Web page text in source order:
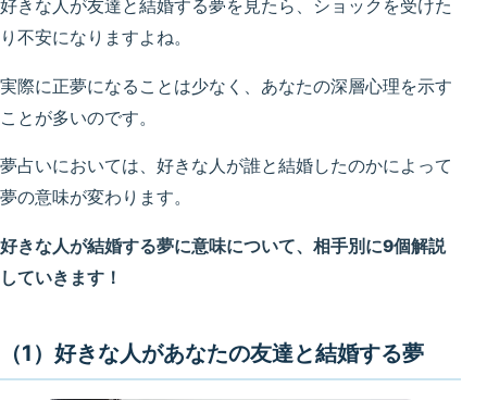
好きな人が友達と結婚する夢を見たら、ショックを受けた
り不安になりますよね。
実際に正夢になることは少なく、あなたの深層心理を示す
ことが多いのです。
夢占いにおいては、好きな人が誰と結婚したのかによって
夢の意味が変わります。
好きな人が結婚する夢に意味について、相手別に9個解説
していきます！
（1）好きな人があなたの友達と結婚する夢